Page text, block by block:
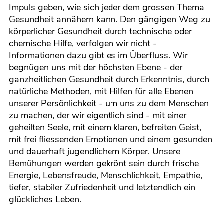
Impuls geben, wie sich jeder dem grossen Thema
Gesundheit annähern kann. Den gängigen Weg zu
körperlicher Gesundheit durch technische oder
chemische Hilfe, verfolgen wir nicht -
Informationen dazu gibt es im Überfluss. Wir
begnügen uns mit der höchsten Ebene - der
ganzheitlichen Gesundheit durch Erkenntnis, durch
natürliche Methoden, mit Hilfen für alle Ebenen
unserer Persönlichkeit - um uns zu dem Menschen
zu machen, der wir eigentlich sind - mit einer
geheilten Seele, mit einem klaren, befreiten Geist,
mit frei fliessenden Emotionen und einem gesunden
und dauerhaft jugendlichem Körper. Unsere
Bemühungen werden gekrönt sein durch frische
Energie, Lebensfreude, Menschlichkeit, Empathie,
tiefer, stabiler Zufriedenheit und letztendlich ein
glückliches Leben.